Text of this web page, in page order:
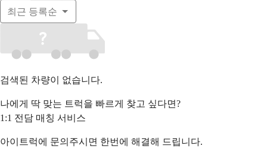
최근 등록순
검색된 차량이 없습니다.
나에게 딱 맞는 트럭을 빠르게 찾고 싶다면?
1:1 전담 매칭 서비스
아이트럭에 문의주시면 한번에 해결해 드립니다.